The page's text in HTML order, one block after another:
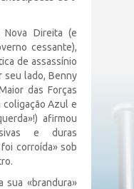
Direita (e
cessante),
de assassínio
seu lado, Benny
das Forças
coligação Azul e
afirmou
e duras
corroída» sob
sua «brandura»